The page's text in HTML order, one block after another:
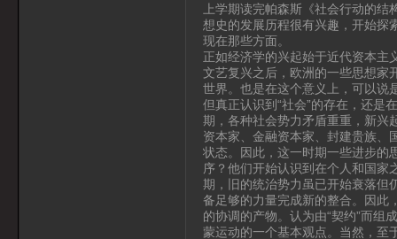
上学期读完帕森斯《社会行动的
想史的发展历程很有兴趣，开始探
现在那些方面。
正如经济学的兴起始于近代资本主
文艺复兴之后，欧洲的一些思想家
世界。也是在这个意义上，可以说
但真正认识到“社会”的存在，还是
期，各种社会势力矛盾重重，新兴
资本家、金融资本家、封建贵族、
状态。因此，这一时期一些进步的
序？他们开始认识到在个人和国家
期，旧的统治势力虽已开始衰落但
备足够的力量完成新的整合。因此
的协调的产物。认为由“契约”而组
蒙运动的一个基本观点。当然，至